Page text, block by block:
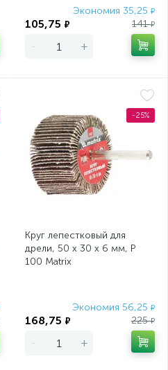
Экономия 35,25 ₽
105,75 ₽ 141₽
- +
-25%
Круг лепестковый для
дрели, 50 х 30 х 6 мм, P
100 Matrix
Экономия 56,25 ₽
168,75 ₽ 225₽
- +